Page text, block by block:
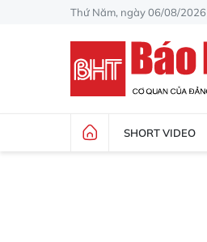
Thứ Năm, ngày 06/08/2026
SHORT VIDEO